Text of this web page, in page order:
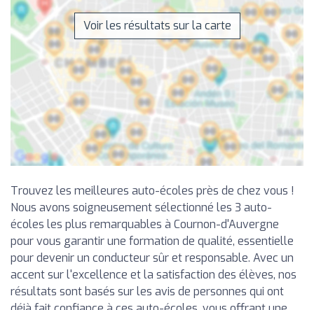
Voir les résultats sur la carte
Trouvez les meilleures auto-écoles près de chez vous !
Nous avons soigneusement sélectionné les 3 auto-
écoles les plus remarquables à Cournon-d'Auvergne
pour vous garantir une formation de qualité, essentielle
pour devenir un conducteur sûr et responsable. Avec un
accent sur l'excellence et la satisfaction des élèves, nos
résultats sont basés sur les avis de personnes qui ont